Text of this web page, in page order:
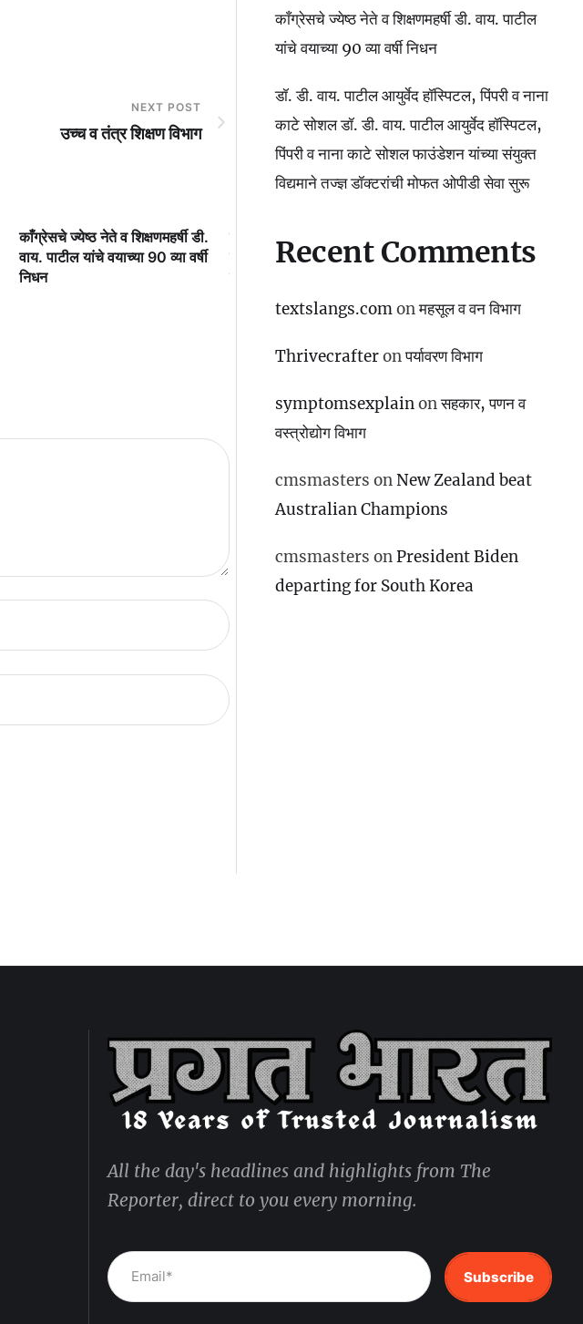
NEXT POST
उच्च व तंत्र शिक्षण विभाग
काँग्रेसचे ज्येष्ठ नेते व शिक्षणमहर्षी डी.
वाय. पाटील यांचे वयाच्या 90 व्या वर्षी
निधन
डॉ. डी. वाय. पाटील आयुर्वेद हॉस्पिटल,
पिंपरी व नाना काटे सोशल डॉ. डी. वाय.
काटे सोशल फाउंडेशन यांच्या संयुक्त
विद्यमाने तज्ज्ञ डॉक्टरांची मोफत ओपीडी
महाराष्ट्रात पहिल्यांदाच
नावाने झालेल्या
उपक्रमाबद्दल आमदार
मनपा आयुक्त डॉ. विजय
काँग्रेसचे ज्येष्ठ नेते व शिक्षणमहर्षी डी. वाय. पाटील
यांचे वयाच्या 90 व्या वर्षी निधन
डॉ. डी. वाय. पाटील आयुर्वेद हॉस्पिटल, पिंपरी व नाना
काटे सोशल डॉ. डी. वाय. पाटील आयुर्वेद हॉस्पिटल,
पिंपरी व नाना काटे सोशल फाउंडेशन यांच्या संयुक्त
विद्यमाने तज्ज्ञ डॉक्टरांची मोफत ओपीडी सेवा सुरू
Recent Comments
textslangs.comonमहसूल व वन विभाग
Thrivecrafteronपर्यावरण विभाग
symptomsexplainonसहकार, पणन व
वस्‍त्रोद्योग विभाग
cmsmasters onNew Zealand beat
Australian Champions
cmsmasters onPresident Biden
departing for South Korea
All the day's headlines and highlights from The
Reporter, direct to you every morning.
Subscribe